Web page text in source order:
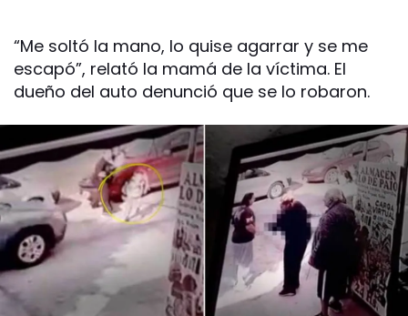
“Me soltó la mano, lo quise agarrar y se me
escapó”, relató la mamá de la víctima. El
dueño del auto denunció que se lo robaron.